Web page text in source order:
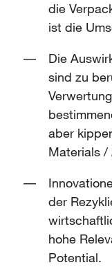
die
ist die
Die
sind zu
aber
Materials /
der
hohe
Potential.